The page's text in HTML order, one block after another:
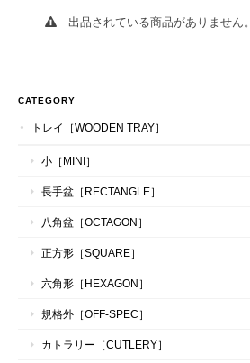
出品されている商品がありません。
CATEGORY
トレイ［WOODEN TRAY］
小［MINI］
長手盆［RECTANGLE］
八角盆［OCTAGON］
正方形［SQUARE］
六角形［HEXAGON］
規格外［OFF-SPEC］
カトラリー［CUTLERY］